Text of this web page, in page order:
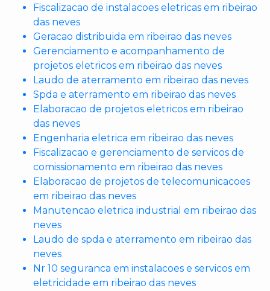
Fiscalizacao de instalacoes eletricas em ribeirao
das neves
Geracao distribuida em ribeirao das neves
Gerenciamento e acompanhamento de
projetos eletricos em ribeirao das neves
Laudo de aterramento em ribeirao das neves
Spda e aterramento em ribeirao das neves
Elaboracao de projetos eletricos em ribeirao
das neves
Engenharia eletrica em ribeirao das neves
Fiscalizacao e gerenciamento de servicos de
comissionamento em ribeirao das neves
Elaboracao de projetos de telecomunicacoes
em ribeirao das neves
Manutencao eletrica industrial em ribeirao das
neves
Laudo de spda e aterramento em ribeirao das
neves
Nr 10 seguranca em instalacoes e servicos em
eletricidade em ribeirao das neves